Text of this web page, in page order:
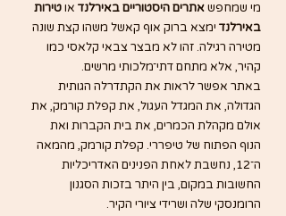
מי שמחפש אתרים היסטוריים באירלנד או טירות
באירלנד ימצא ברוק אוף קאשל משהו קצת שונה
מטירה רגילה. זהו לא מבצר צבאי קלאסי כמו
קהיר, אלא מתחם דתי־מלכותי מרשים.
באתר אפשר לראות את הקתדרלה הגותית
הגדולה, את המגדל העגול, את קפלת קורמק, את
אולם מקהלת הכמרים, את בית הקברות ואת
הנוף הפתוח של טיפררי. קפלת קורמק, מהמאה
ה־12, נחשבת לאחת הפנינים האדריכליות
החשובות במקום, בין היתר בזכות הסגנון
הרומנסקי שלה ושרידי ציורי הקיר.